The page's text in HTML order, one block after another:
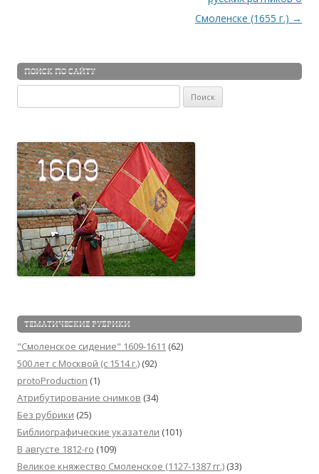
Смоленске (1655 г.) →
ПОИСК ПО САЙТУ
ТЕМАТИЧЕСКИЕ РУБРИКИ
"Смоленское сидение" 1609-1611 (62)
500 лет с Москвой (c 1514 г.) (92)
protoProduction (1)
Атрибутирование снимков (34)
Без рубрики (25)
Библиографические указатели (101)
В августе 1812-го (109)
Великое княжество Смоленское (1127-1387 гг.) (33)